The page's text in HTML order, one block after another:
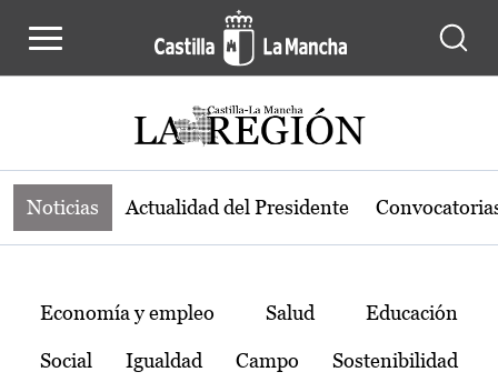
Noticias de la región de Castilla-La
Noticias Actualidad del Presidente
Temas
Economía y empleo Salud Educación
Social Igualdad Campo Sostenibilidad